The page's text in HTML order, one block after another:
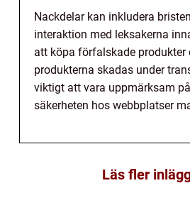
Nackdelar kan inkludera
interaktion med leksakerna
att köpa förfalskade produkter
produkterna skadas under
viktigt att vara uppmärksam
säkerheten hos webbplatser
Läs fler